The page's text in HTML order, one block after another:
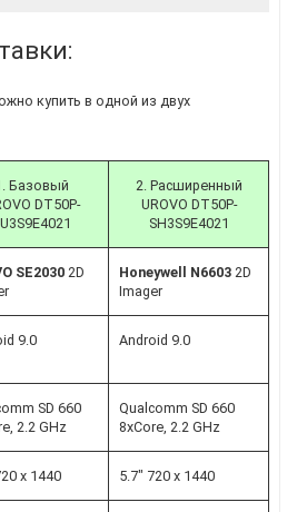
купить в одной из двух
Базовый
DT50P-
2. Расширенный
UROVO DT50P-
SH3S9E4021
SE2030 2D
Honeywell N6603 2D
Imager
9.0 Android 9.0
SD 660
2.2 GHz
Qualcomm SD 660
8хCore, 2.2 GHz
x 1440 5.7" 720 x 1440